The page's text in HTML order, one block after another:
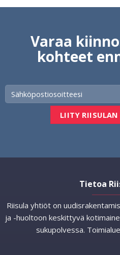
Varaa
kohteet
Tietoa
Riisula yhtiöt on
ja -huoltoon keskittyvä
sukupolvessa.